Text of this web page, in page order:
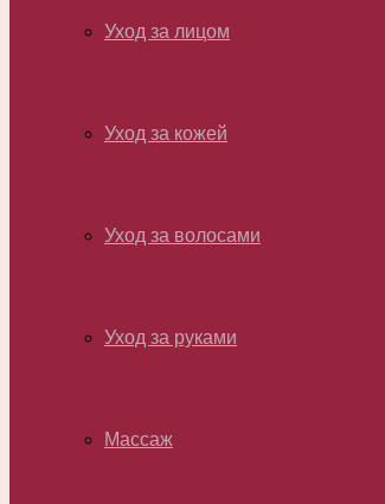
Уход за лицом
Уход за кожей
Уход за волосами
Уход за руками
Массаж